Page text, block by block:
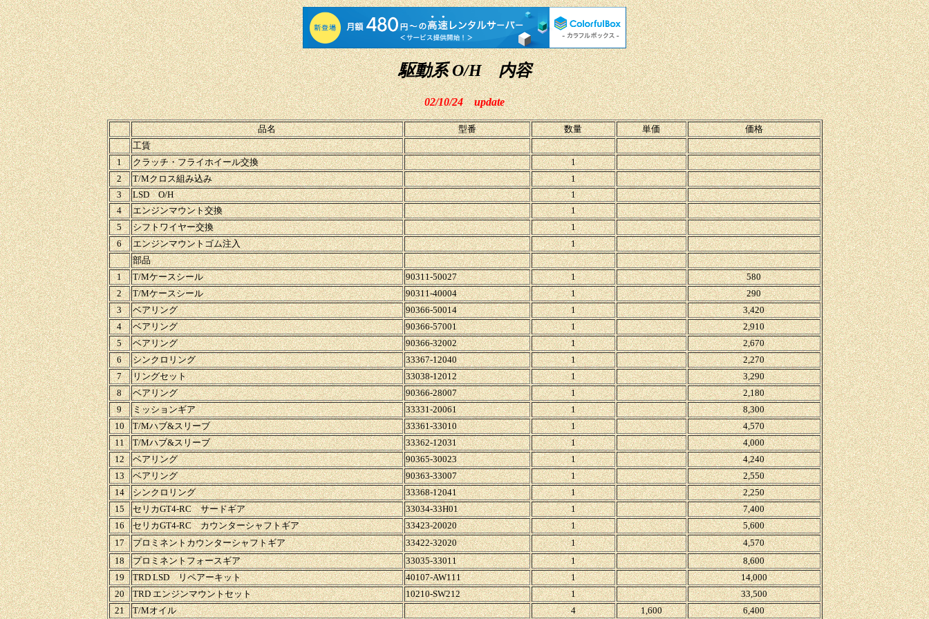
駆動系 O/H 内容
02/10/24update
品名 型番 数量 単価
価格
工賃
1
クラッチ・フライホイール交換
1
2
T/Mクロス組み込み
1
3
LSD O/H
1
4
エンジンマウント交換
1
5
シフトワイヤー交換
1
6
エンジンマウントゴム注入
1
部品
1
T/Mケースシール 90311-50027 1
580
2
T/Mケースシール 90311-40004 1
290
3
ベアリング 90366-50014 1
3,420
4
ベアリング 90366-57001 1
2,910
5
ベアリング 90366-32002 1
2,670
6
シンクロリング 33367-12040 1
2,270
7
リングセット 33038-12012 1
3,290
8
ベアリング 90366-28007 1
2,180
9
ミッションギア 33331-20061 1
8,300
10
T/Mハブ&スリーブ 33361-33010 1
4,570
11
T/Mハブ&スリーブ 33362-12031 1
4,000
12
ベアリング 90365-30023 1
4,240
13
ベアリング 90363-33007 1
2,550
14
シンクロリング 33368-12041 1
2,250
15
セリカGT4-RC サードギア 33034-33H01 1
7,400
16
セリカGT4-RC カウンターシャフトギア 33423-20020 1
5,600
17
プロミネントカウンターシャフトギア 33422-32020 1
4,570
18
プロミネントフォースギア 33035-33011 1
8,600
19
TRD LSD リペアーキット 40107-AW111 1
14,000
20
TRD エンジンマウントセット 10210-SW212 1
33,500
21
T/Mオイル 4 1,600 6,400